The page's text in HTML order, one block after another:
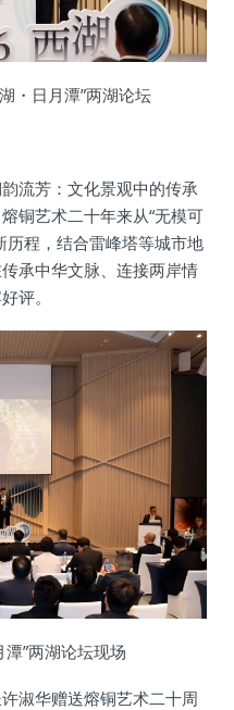
・日月潭”两湖论坛
流芳：文化景观中的传承
铜艺术二十年来从“无模可
历程，结合雷峰塔等城市地
承中华文脉、连接两岸情
评。
”两湖论坛现场
淑华赠送熔铜艺术二十周